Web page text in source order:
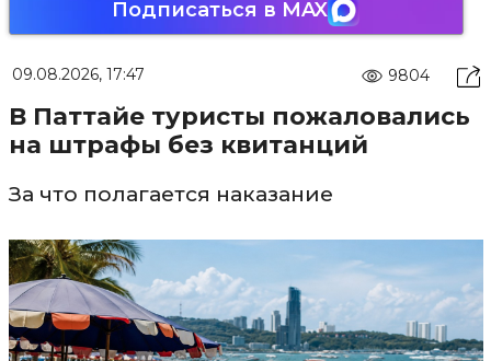
Подписаться в MAX
09.08.2026, 17:47 9804
В Паттайе туристы пожаловались
на штрафы без квитанций
За что полагается наказание